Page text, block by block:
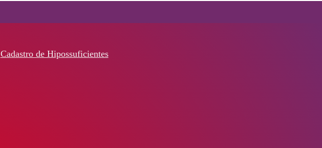
Cadastro de Hipossuficientes